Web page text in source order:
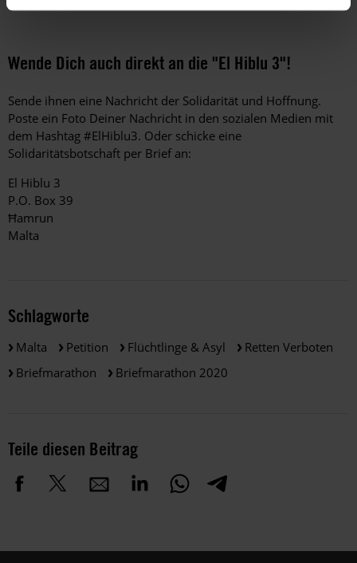
Wende Dich auch direkt an die "El Hiblu 3"!
Sende ihnen eine Nachricht der Solidarität und Hoffnung.
Poste ein Foto Deiner Nachricht in den sozialen Medien mit
dem Hashtag #ElHiblu3. Oder schicke eine
Solidaritätsbotschaft per Brief an:
El Hiblu 3
P.O. Box 39
Ħamrun
Malta
Schlagworte
Malta Petition Flüchtlinge & Asyl
Retten Verboten
Briefmarathon
Briefmarathon 2020
Teile diesen Beitrag